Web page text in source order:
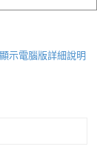
顯示電腦版詳細說明